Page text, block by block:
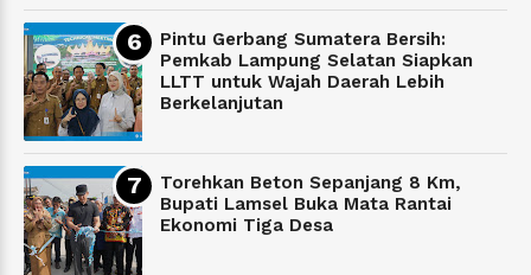
Pintu Gerbang Sumatera Bersih:
Pemkab Lampung Selatan Siapkan
LLTT untuk Wajah Daerah Lebih
Berkelanjutan
Torehkan Beton Sepanjang 8 Km,
Bupati Lamsel Buka Mata Rantai
Ekonomi Tiga Desa